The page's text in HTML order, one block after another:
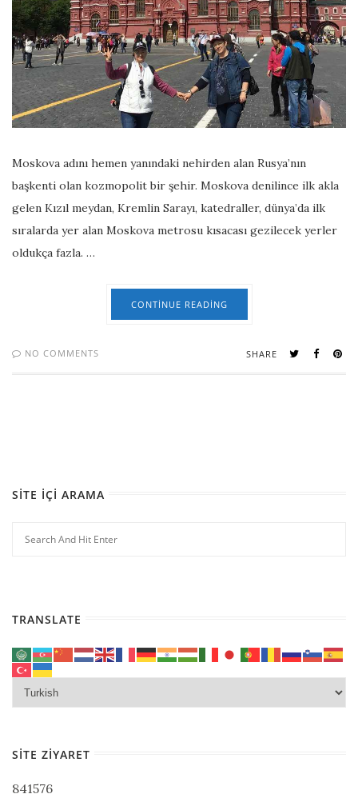
Moskova adını hemen yanındaki nehirden alan Rusya’nın
başkenti olan kozmopolit bir şehir. Moskova denilince ilk akla
gelen Kızıl meydan, Kremlin Sarayı, katedraller, dünya’da ilk
sıralarda yer alan Moskova metrosu kısacası gezilecek yerler
oldukça fazla. …
CONTINUE READING
NO COMMENTS SHARE
SITE İÇI ARAMA
TRANSLATE
SITE ZIYARET
841576